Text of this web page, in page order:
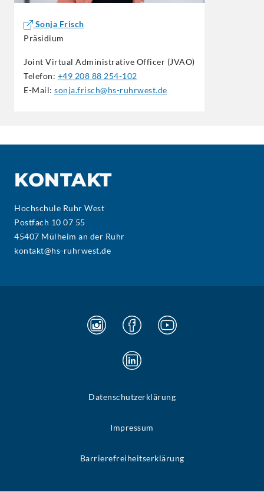
Sonja Frisch
Präsidium
Joint Virtual Administrative Officer (JVAO)
Telefon: +49 208 88 254-102
E-Mail: sonja.frisch@hs-ruhrwest.de
KONTAKT
Hochschule Ruhr West
Postfach 10 07 55
45407 Mülheim an der Ruhr
kontakt@hs-ruhrwest.de
Datenschutzerklärung
Impressum
Barrierefreiheitserklärung